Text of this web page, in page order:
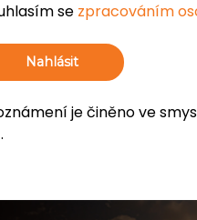
se zpracováním
Nahlásit
je činěno ve